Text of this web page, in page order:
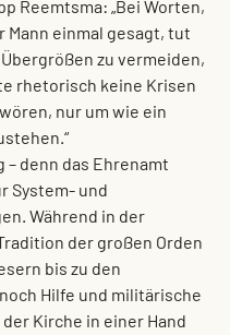
Reemtsma: „Bei Worten,
Mann einmal gesagt, tut
zu vermeiden,
rhetorisch keine Krisen
nur um wie ein
– denn das Ehrenamt
System- und
Während in der
der großen Orden
bis zu den
Hilfe und militärische
Kirche in einer Hand